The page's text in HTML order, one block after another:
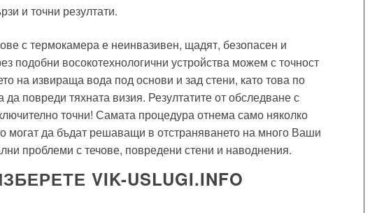
и точни резултати.
с термокамера е неинвазивен, щадят, безопасен и
подобни восокотехнологични устройства можем с точност
на извираща вода под основи и зад стени, като това по
повреди тяхната визия. Резултатите от обследване с
точни! Самата процедура отнема само няколко
могат да бъдат решаващи в отстраняването на много Ваши
проблеми с течове, повредени стени и наводнения.
VIK-USLUGI.INFO